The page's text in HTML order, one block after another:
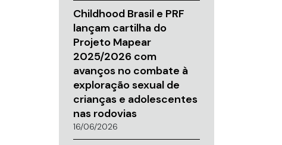
Childhood Brasil e PRF
lançam cartilha do
Projeto Mapear
2025/2026 com
avanços no combate à
exploração sexual de
crianças e adolescentes
nas rodovias
16/06/2026